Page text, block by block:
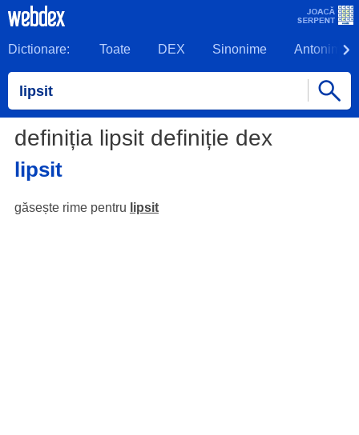
Dictionare: Toate DEX Sinonime Antonime
definiția lipsit definiție dex
lipsit
găsește rime pentru lipsit